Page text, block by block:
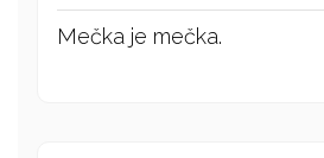
Mečka je mečka.